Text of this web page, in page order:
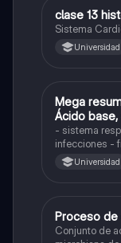
Otros
clase 13
Universidad
Biología
Mega
Ácido
- sistema
infecciones -
base -
sanguíneo:
Universidad
Otros
Proceso
Conjunto de